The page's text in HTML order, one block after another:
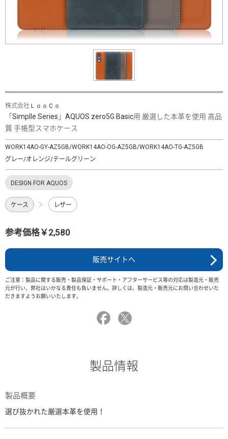
株式会社ＬｏｏＣｏ
「Simplle Series」AQUOS zero5G Basic用 厳選した本革を使用 高品
質 手帳型スマホケース
WORK14AO-GY-AZ5GB/WORK14AO-OG-AZ5GB/WORK14AO-TG-AZ5GB
グレー/オレンジ/テールグリーン
DESIGN FOR AQUOS
ケース レザー
参考価格￥2,580
販売サイトへ
ご注意：製品に関する販売・製品保証・サポート・アフターサービス等の対応は製造元・販売
元が行い、弊社はいかなる責任も負いません。詳しくは、製造元・販売元にお問い合わせいた
だきますようお願いいたします。
製品情報
製品概要
選び抜かれた厳選本革を使用！